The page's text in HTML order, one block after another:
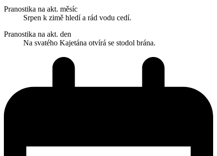
Pranostika na akt. měsíc
Srpen k zimě hledí a rád vodu cedí.
Pranostika na akt. den
Na svatého Kajetána otvírá se stodol brána.